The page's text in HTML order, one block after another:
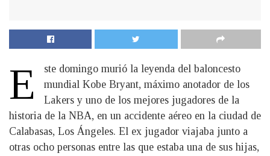
E
ste domingo murió la leyenda del baloncesto
mundial Kobe Bryant, máximo anotador de los
Lakers y uno de los mejores jugadores de la
historia de la NBA, en un accidente aéreo en la ciudad de
Calabasas, Los Ángeles. El ex jugador viajaba junto a
otras ocho personas entre las que estaba una de sus hijas,